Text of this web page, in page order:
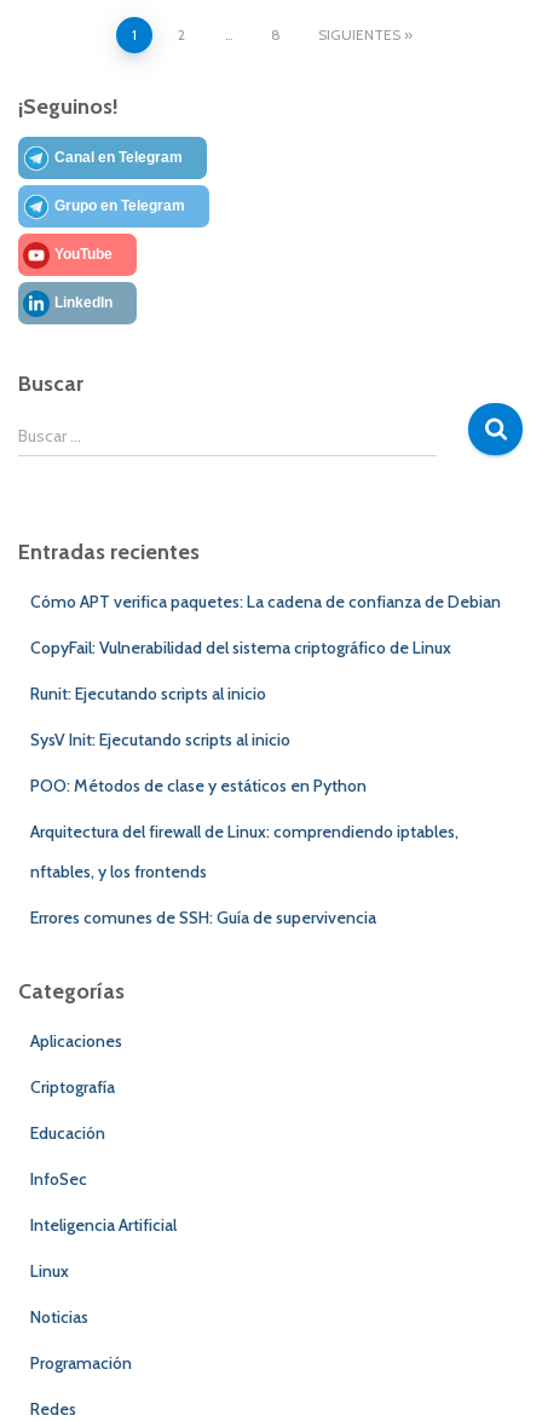
Paginación
de
entradas
1 2 8 SIGUIENTES
¡Seguinos!
Canal en Telegram
Grupo en Telegram
YouTube
LinkedIn
Buscar
B
u
r
Buscar …
Entradas recientes
Cómo APT verifica paquetes: La cadena de confianza de Debian
CopyFail: Vulnerabilidad del sistema criptográfico de Linux
Runit: Ejecutando scripts al inicio
SysV Init: Ejecutando scripts al inicio
POO: Métodos de clase y estáticos en Python
Arquitectura del firewall de Linux: comprendiendo iptables,
nftables, y los frontends
Errores comunes de SSH: Guía de supervivencia
Categorías
Aplicaciones
Criptografía
Educación
InfoSec
Inteligencia Artificial
Linux
Noticias
Programación
Redes